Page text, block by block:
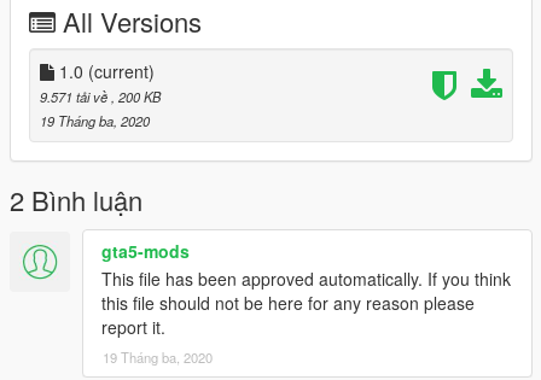
All Versions
1.0 (current)
9.571 tải về , 200 KB
19 Tháng ba, 2020
2 Bình luận
gta5-mods
This file has been approved automatically. If you think
this file should not be here for any reason please
report it.
19 Tháng ba, 2020